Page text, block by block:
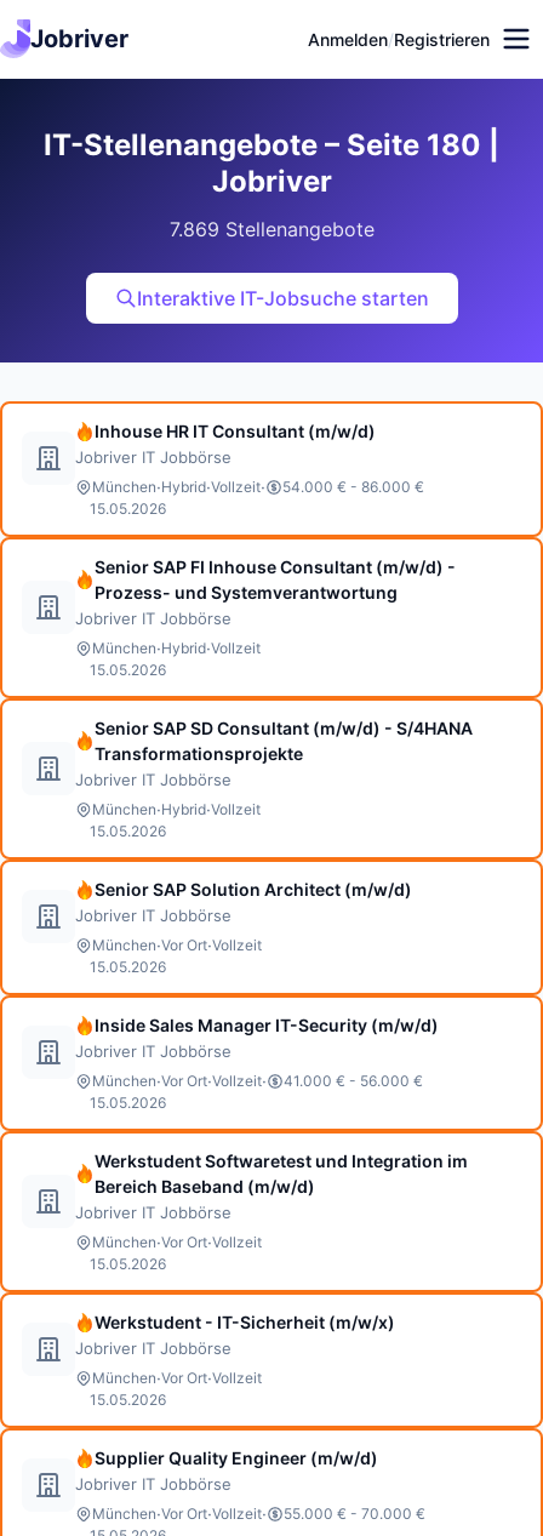
Jobriver Anmelden/Registrieren
IT-Stellenangebote – Seite 180 |
Jobriver
7.869 Stellenangebote
Interaktive IT-Jobsuche starten
Inhouse HR IT Consultant (m/w/d)
Jobriver IT Jobbörse
München·Hybrid·Vollzeit·
54.000 € - 86.000 €
15.05.2026
Senior SAP FI Inhouse Consultant (m/w/d) -
Prozess- und Systemverantwortung
Jobriver IT Jobbörse
München·Hybrid·Vollzeit
15.05.2026
Senior SAP SD Consultant (m/w/d) - S/4HANA
Transformationsprojekte
Jobriver IT Jobbörse
München·Hybrid·Vollzeit
15.05.2026
Senior SAP Solution Architect (m/w/d)
Jobriver IT Jobbörse
München·Vor Ort·Vollzeit
15.05.2026
Inside Sales Manager IT-Security (m/w/d)
Jobriver IT Jobbörse
München·Vor Ort·Vollzeit·
41.000 € - 56.000 €
15.05.2026
Werkstudent Softwaretest und Integration im
Bereich Baseband (m/w/d)
Jobriver IT Jobbörse
München·Vor Ort·Vollzeit
15.05.2026
Werkstudent - IT-Sicherheit (m/w/x)
Jobriver IT Jobbörse
München·Vor Ort·Vollzeit
15.05.2026
Supplier Quality Engineer (m/w/d)
Jobriver IT Jobbörse
München·Vor Ort·Vollzeit·
55.000 € - 70.000 €